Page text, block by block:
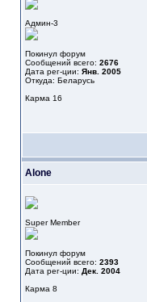
Админ-3
Покинул форум
Сообщений всего: 2676
Дата рег-ции: Янв. 2005
Откуда: Беларусь
Карма 16
Alone
Super Member
Покинул форум
Сообщений всего: 2393
Дата рег-ции: Дек. 2004
Карма 8